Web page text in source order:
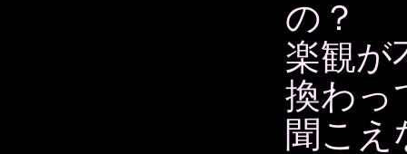
の？
楽観が
換わっ
聞こえ